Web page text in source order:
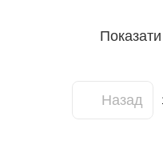
Назад